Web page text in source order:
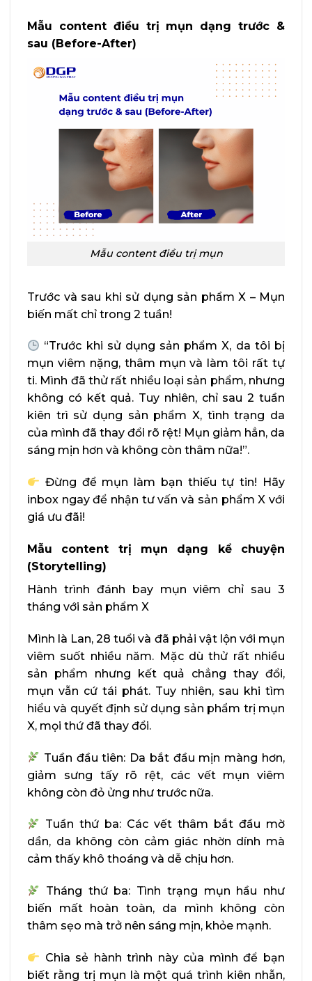
Mẫu content điều trị mụn dạng trước &
sau (Before-After)
Mẫu content điều trị mụn
Trước và sau khi sử dụng sản phẩm X – Mụn
biến mất chỉ trong 2 tuần!
“Trước khi sử dụng sản phẩm X, da tôi bị
mụn viêm nặng, thâm mụn và làm tôi rất tự
ti. Mình đã thử rất nhiều loại sản phẩm, nhưng
không có kết quả. Tuy nhiên, chỉ sau 2 tuần
kiên trì sử dụng sản phẩm X, tình trạng da
của mình đã thay đổi rõ rệt! Mụn giảm hẳn, da
sáng mịn hơn và không còn thâm nữa!”.
Đừng để mụn làm bạn thiếu tự tin! Hãy
inbox ngay để nhận tư vấn và sản phẩm X với
giá ưu đãi!
Mẫu content trị mụn dạng kể chuyện
(Storytelling)
Hành trình đánh bay mụn viêm chỉ sau 3
tháng với sản phẩm X
Mình là Lan, 28 tuổi và đã phải vật lộn với mụn
viêm suốt nhiều năm. Mặc dù thử rất nhiều
sản phẩm nhưng kết quả chẳng thay đổi,
mụn vẫn cứ tái phát. Tuy nhiên, sau khi tìm
hiểu và quyết định sử dụng sản phẩm trị mụn
X, mọi thứ đã thay đổi.
Tuần đầu tiên: Da bắt đầu mịn màng hơn,
giảm sưng tấy rõ rệt, các vết mụn viêm
không còn đỏ ửng như trước nữa.
Tuần thứ ba: Các vết thâm bắt đầu mờ
dần, da không còn cảm giác nhờn dính mà
cảm thấy khô thoáng và dễ chịu hơn.
Tháng thứ ba: Tình trạng mụn hầu như
biến mất hoàn toàn, da mình không còn
thâm sẹo mà trở nên sáng mịn, khỏe mạnh.
Chia sẻ hành trình này của mình để bạn
biết rằng trị mụn là một quá trình kiên nhẫn,